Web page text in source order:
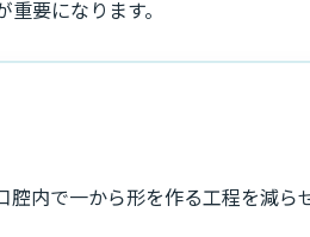
要になります。
内で一から形を作る工程を減ら